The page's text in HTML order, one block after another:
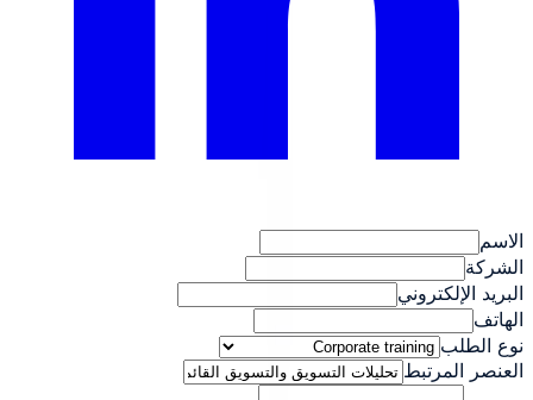
الاسم
الشركة
البريد الإلكتروني
الهاتف
نوع الطلب
العنصر المرتبط